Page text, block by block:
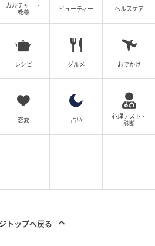
た。
朝ドラ『あんぱん』のヒロイ
、戦時下の軍国主義の価値観
描かれていた。
外ではないというのが、中園
ドラヒロイン」は、朝ドラで
カルチャー・
教養
ビューティー ヘルスケア
レシピ グルメ おでかけ
恋愛 占い
心理テスト・
診断
トップへ戻る